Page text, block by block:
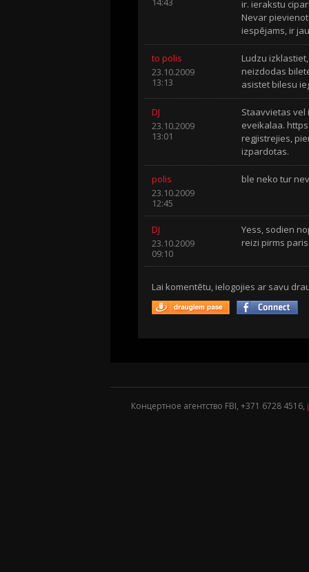
ir. ierakstu
Nevar
iespējams, ir
to polis
23.10.2009
13:13
Ludzu
neizdodas
asistet bilesu
DJ
23.10.2009
13:01
Staavvietas vel
eveikalaa.
regjistrejies,
izpardotas.
polis
23.10.2009
12:45
ble neko tur
DJ
23.10.2009
09:10
Yess, sodien
reizi pirms
Lai komentētu, ielogojies ar savu
Концертное агентство FBI, +371 6728 4516,